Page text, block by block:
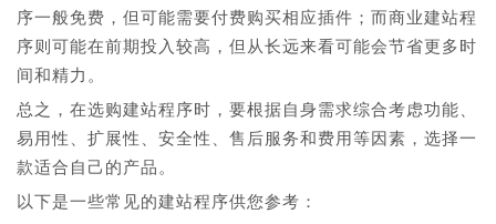
序一般免费，但可能需要付费购买相应插件；而商业建站程
序则可能在前期投入较高，但从长远来看可能会节省更多时
间和精力。
总之，在选购建站程序时，要根据自身需求综合考虑功能、
易用性、扩展性、安全性、售后服务和费用等因素，选择一
款适合自己的产品。
以下是一些常见的建站程序供您参考：